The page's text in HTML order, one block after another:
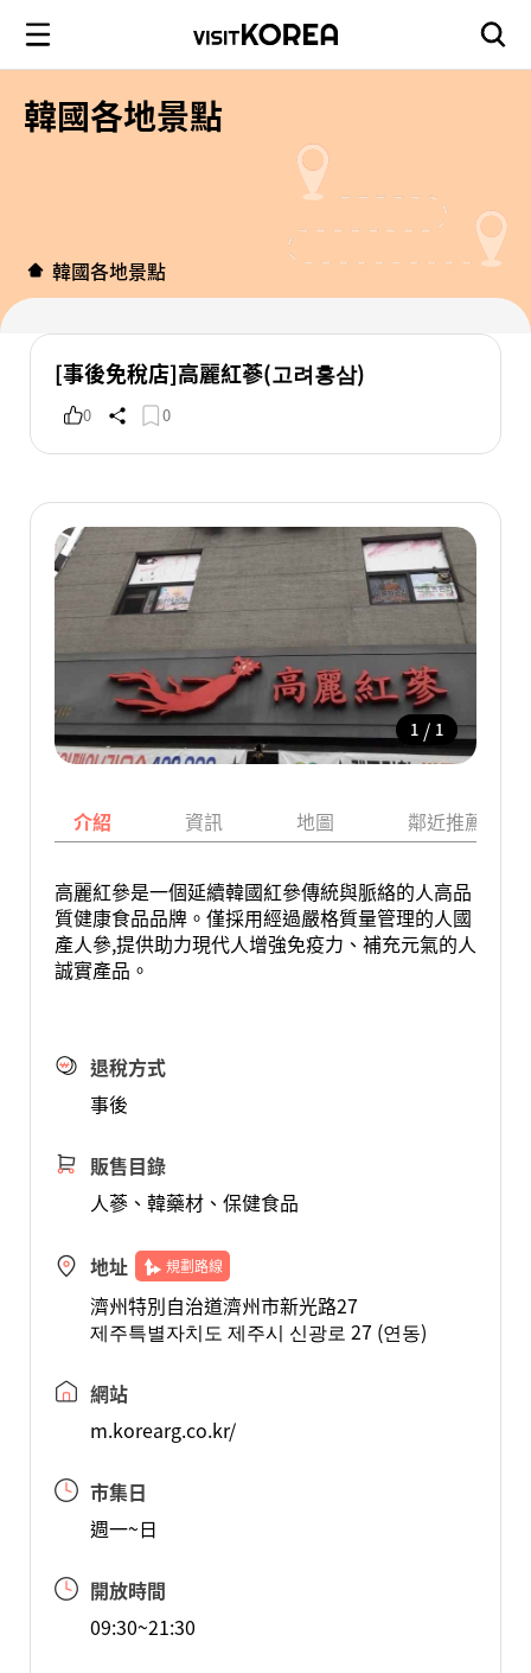
韓國各地景點
韓國各地景點
[事後免稅店]高麗紅蔘(고려홍삼)
0 0
1 / 1
介紹 資訊 地圖 鄰近推薦景點
高麗紅參是一個延續韓國紅參傳統與脈絡的人高品
質健康食品品牌。僅採用經過嚴格質量管理的人國
產人參,提供助力現代人增強免疫力、補充元氣的人
誠實產品。
退稅方式
事後
販售目錄
人蔘、韓藥材、保健食品
地址 規劃路線
濟州特別自治道濟州市新光路27
제주특별자치도 제주시 신광로 27 (연동)
網站
m.korearg.co.kr/
市集日
週一~日
開放時間
09:30~21:30